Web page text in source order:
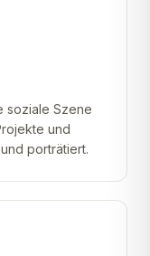
soziale Szene
und
porträtiert.